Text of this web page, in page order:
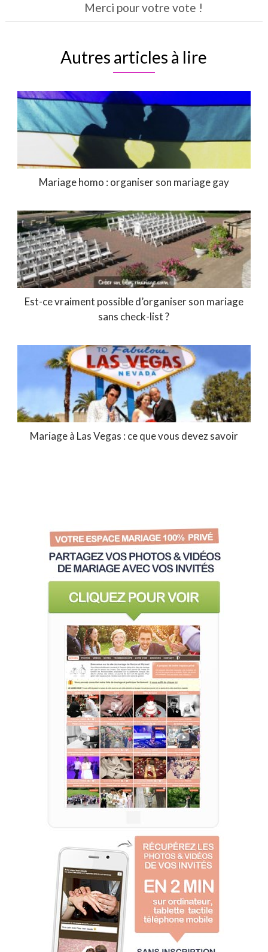
Merci pour votre vote !
Autres articles à lire
Mariage homo : organiser son mariage gay
Est-ce vraiment possible d’organiser son mariage
sans check-list ?
Mariage à Las Vegas : ce que vous devez savoir